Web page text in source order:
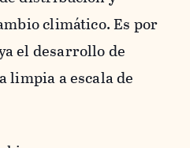
climático. Es por
el desarrollo de
a escala de